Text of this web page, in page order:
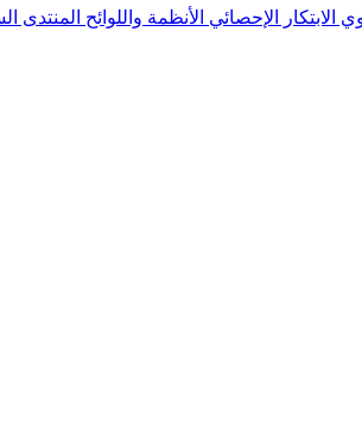
الابتكار الإحصائي الأنظمة واللوائح المنتدى